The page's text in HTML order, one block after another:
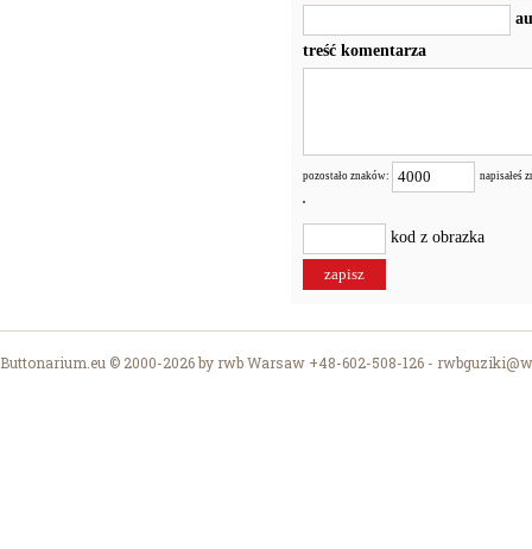
treść komentarza
pozostało znaków: napisałeś
kod z obrazka
Buttonarium.eu © 2000-2026 by rwb Warsaw +48-602-508-126 -